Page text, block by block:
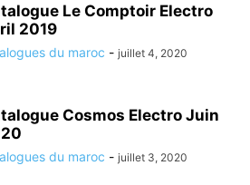
Le Comptoir Electro
2019
du maroc - juillet 4, 2020
Cosmos Electro Juin
du maroc - juillet 3, 2020